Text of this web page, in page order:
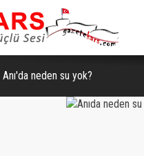
Anı'da neden su yok?